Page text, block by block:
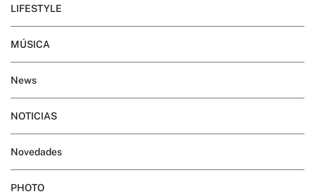
LIFESTYLE
MÚSICA
News
NOTICIAS
Novedades
PHOTO